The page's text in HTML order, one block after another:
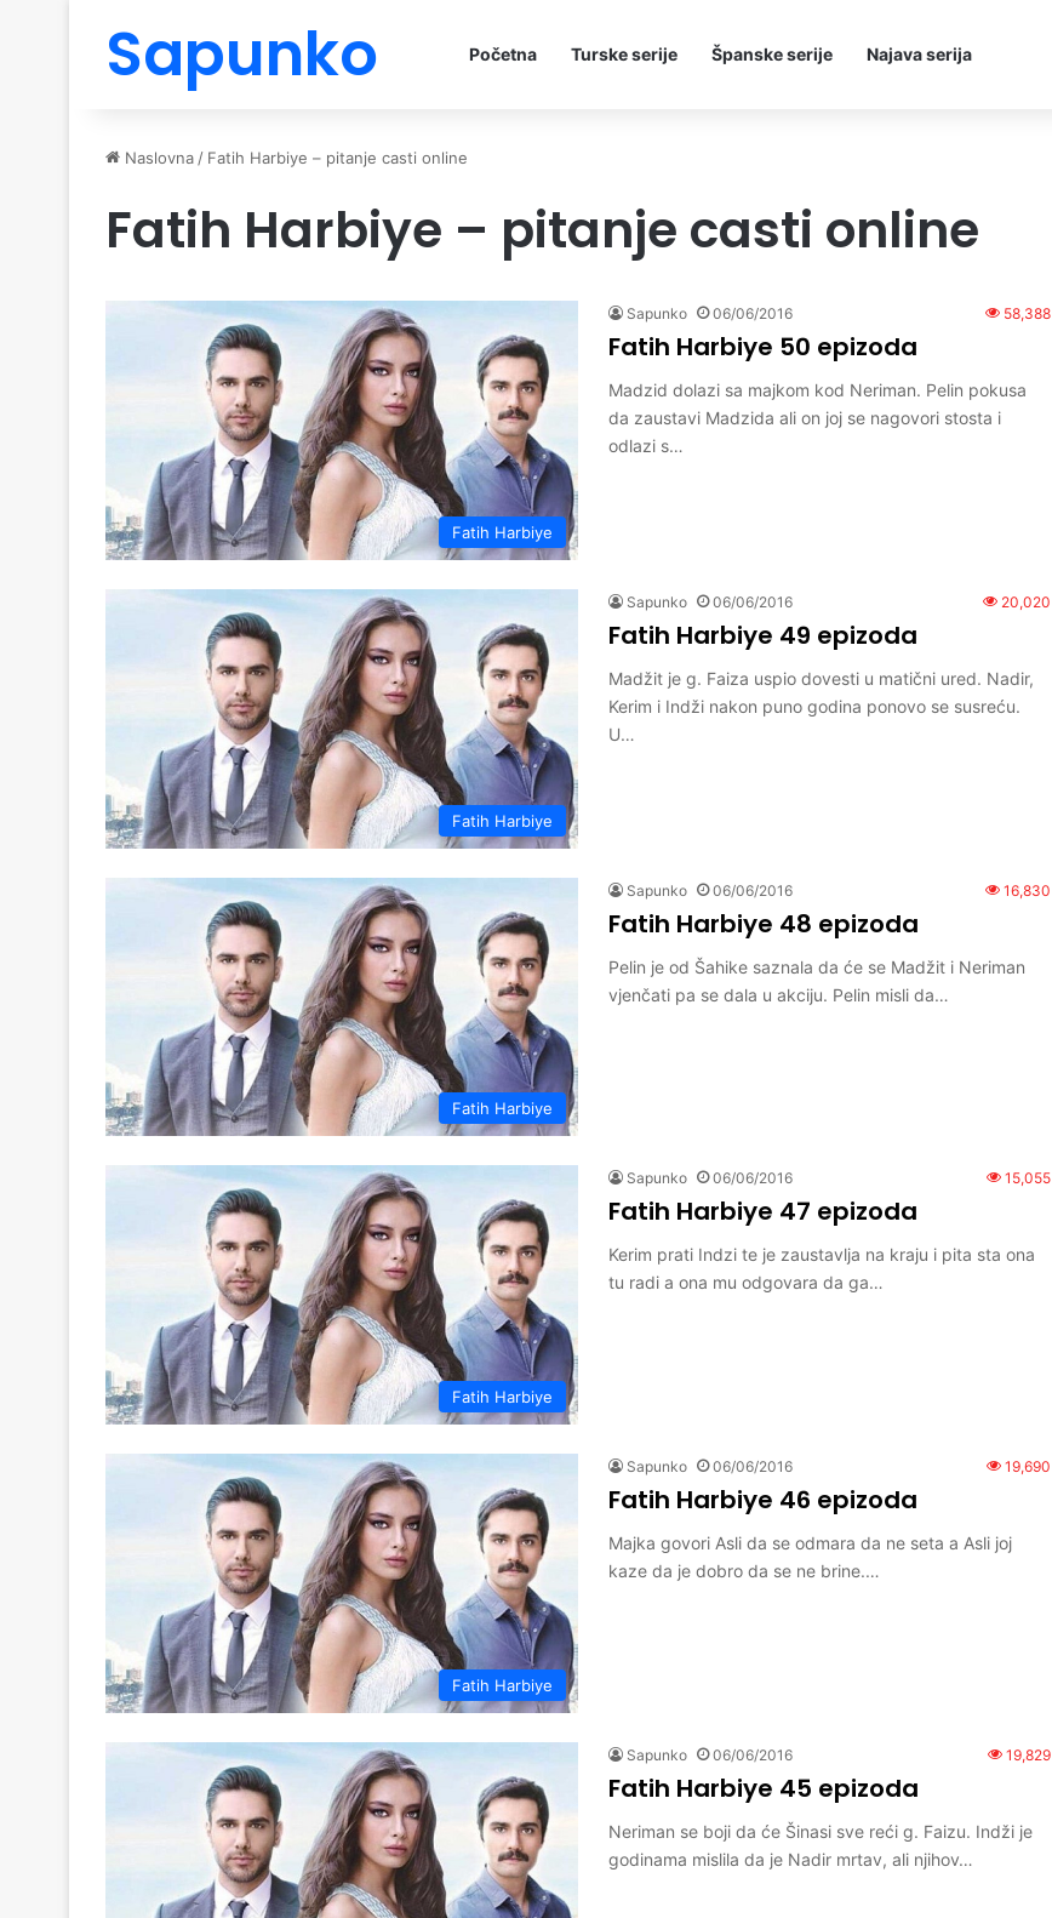
Sapunko Početna Turske serije Španske serije Najava serija
Naslovna / Fatih Harbiye – pitanje casti online
Fatih Harbiye – pitanje casti online
Fatih Harbiye
Sapunko 06/06/2016 58,388
Fatih Harbiye 50 epizoda
Madzid dolazi sa majkom kod Neriman. Pelin pokusa
da zaustavi Madzida ali on joj se nagovori stosta i
odlazi s…
Fatih Harbiye
Sapunko 06/06/2016 20,020
Fatih Harbiye 49 epizoda
Madžit je g. Faiza uspio dovesti u matični ured. Nadir,
Kerim i Indži nakon puno godina ponovo se susreću.
U…
Fatih Harbiye
Sapunko 06/06/2016 16,830
Fatih Harbiye 48 epizoda
Pelin je od Šahike saznala da će se Madžit i Neriman
vjenčati pa se dala u akciju. Pelin misli da…
Fatih Harbiye
Sapunko 06/06/2016 15,055
Fatih Harbiye 47 epizoda
Kerim prati Indzi te je zaustavlja na kraju i pita sta ona
tu radi a ona mu odgovara da ga…
Fatih Harbiye
Sapunko 06/06/2016 19,690
Fatih Harbiye 46 epizoda
Majka govori Asli da se odmara da ne seta a Asli joj
kaze da je dobro da se ne brine.…
Sapunko 06/06/2016 19,829
Fatih Harbiye 45 epizoda
Neriman se boji da će Šinasi sve reći g. Faizu. Indži je
godinama mislila da je Nadir mrtav, ali njihov…